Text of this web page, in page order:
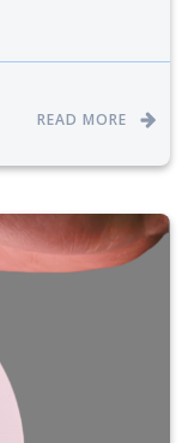
READ MORE